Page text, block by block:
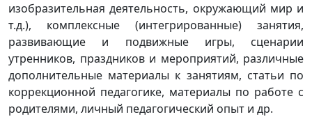
изобразительная деятельность, окружающий мир и
т.д.), комплексные (интегрированные) занятия,
развивающие и подвижные игры, сценарии
утренников, праздников и мероприятий, различные
дополнительные материалы к занятиям, статьи по
коррекционной педагогике, материалы по работе с
родителями, личный педагогический опыт и др.